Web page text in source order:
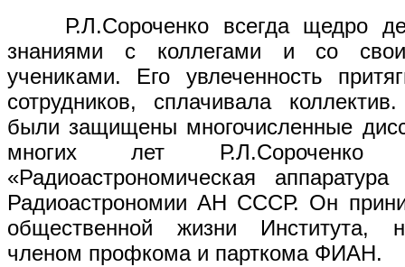
Р.Л.Сороченко всегда щедро
знаниями с коллегами и со
учениками. Его увлеченность
сотрудников, сплачивала
были защищены многочисленные
многих лет Р.Л.Сороченко
«Радиоастрономическая
Радиоастрономии АН СССР. Он
общественной жизни Института,
членом профкома и парткома ФИАН.